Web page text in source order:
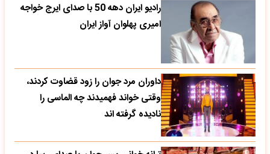
رادیو ایران دهه 50 با صدای ایرج خواجه
امیری پهلوان آواز ایران
داوران مرد جوان را زود قضاوت کردند،
وقتی خواند فهمیدند چه الماسی را
نادیده گرفته اند